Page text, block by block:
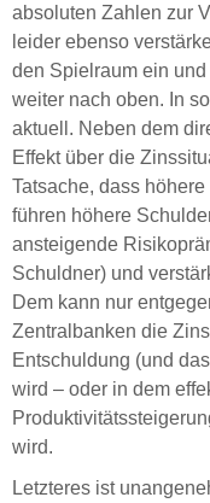
absoluten Zahlen zur
leider ebenso
den Spielraum ein
weiter nach oben. In
aktuell. Neben dem
Effekt über die
Tatsache, dass
führen höhere
ansteigende
Schuldner) und
Dem kann nur
Zentralbanken die
Entschuldung (und
wird – oder in dem
wird.
Letzteres ist